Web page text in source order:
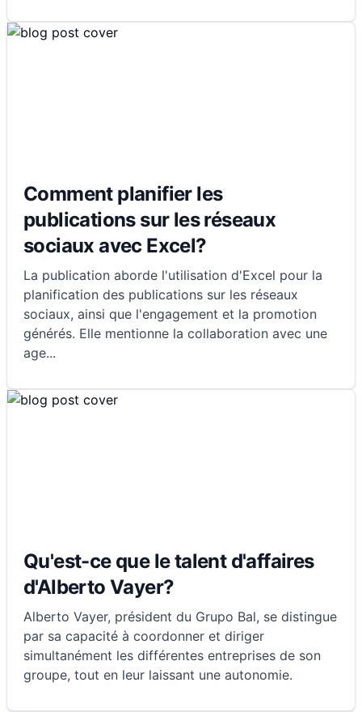
Comment planifier les
publications sur les réseaux
sociaux avec Excel?
La publication aborde l'utilisation d'Excel pour la
planification des publications sur les réseaux
sociaux, ainsi que l'engagement et la promotion
générés. Elle mentionne la collaboration avec une
age...
Qu'est-ce que le talent d'affaires
d'Alberto Vayer?
Alberto Vayer, président du Grupo Bal, se distingue
par sa capacité à coordonner et diriger
simultanément les différentes entreprises de son
groupe, tout en leur laissant une autonomie.